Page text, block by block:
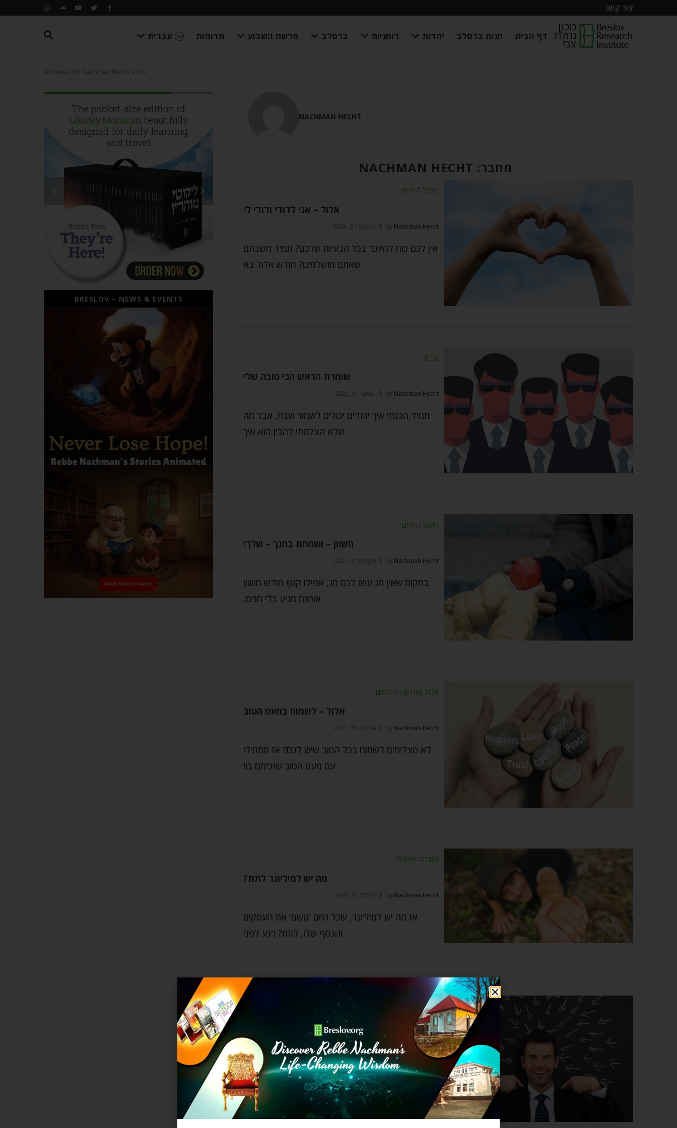
צור קשר
דף הבית חנות ברסלב יהדות רוחניות ברסלב פרשת השבוע תרומות עברית
בית Archives for Nachman Hecht
NACHMAN HECHT
מחבר: NACHMAN HECHT
מעגל החיים
אלול – אני לדודי ודודי לי
by Nachman Hecht ספטמבר 3, 2024
אין לכם כוח להיזכר בכל הבעיות שלכם? תמיד חשבתם
שאתם מושלמים? חודש אלול בא
שבת
שומרת הראש הכי טובה שלי
by Nachman Hecht דצמבר 11, 2022
תמיד הבנתי איך יהודים יכולים לשמור שבת, אבל מה
שלא הצלחתי להבין הוא איך
מעגל החיים
חשוון – ושמחת בחגך – שלך!
by Nachman Hecht אוקטובר 4, 2021
במקום שאין חג עשו לכם חג, אפילו קטן! חודש חשוון
אומנם מגיע בלי חגים,
אלול וחודש הרחמים
אלול – לשמוח במעט הטוב
by Nachman Hecht אוגוסט 15, 2021
לא מצליחים לשמוח בכל הטוב שיש לכם? אז תתחילו
עם מעט הטוב שזכיתם בו!
צמיחה אישית
מה יש למיליונר לתת?
by Nachman Hecht דצמבר 13, 2020
אז מה יש למיליונר, שכל היום 'נושם' את העסקים
והכסף שלו, לתת? רגע לפני
מעגל החיים
חשוון – תודה שבחרת בי!
Nachman Hecht אוקטובר 29, 2020
לפעמים, מספיק לעצום עיניים, להיות בשקט לכמה
רגעים ולהרגיש את הזכות הנפלאה שנפלה בחלקנו
BRESLOV – NEWS & EVENTS